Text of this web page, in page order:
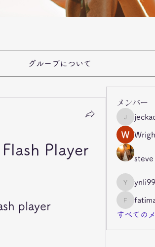
グループについて
Player
player
メンバー
jeckadem
ynli997bsl
fatima
すべての